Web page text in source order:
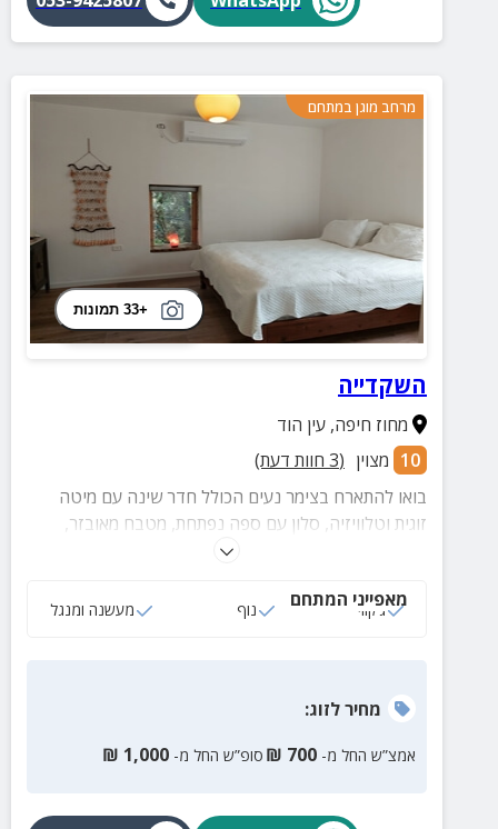
מרחב מוגן במתחם
+33 תמונות
השקדייה
מחוז חיפה,עין הוד
10 מצוין (
3 חוות דעת)
בואו להתארח בצימר נעים הכולל חדר שינה עם מיטה
זוגית וטלוויזיה, סלון עם ספה נפתחת, מטבח מאובזר,
מכונת קפה ומתחם חוץ עם ג'קוזי ספא פרטי, פרגולה, ,
מאפייני המתחם
ג‘קוזי נוף מעשנה ומנגל
מחירלזוג:
אמצ”ש החל מ- 700
₪ סופ”ש החל מ- 1,000
₪